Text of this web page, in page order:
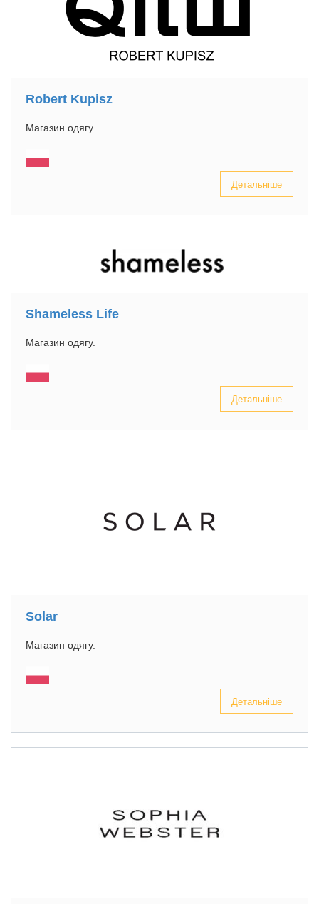
Robert Kupisz
Магазин одягу.
Детальніше
Shameless Life
Магазин одягу.
Детальніше
Solar
Магазин одягу.
Детальніше